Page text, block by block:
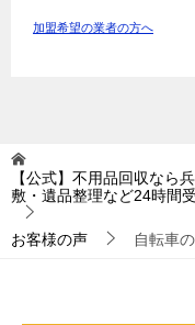
加盟希望の業者の方へ
【公式】不用品回収なら
敷・遺品整理など24時間
お客様の声 自転車